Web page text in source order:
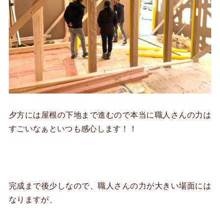
夕方には屋根の下地まで進むので本当に職人さんの力は
すごいなぁといつも感心します！！
完成まで後少しなので、職人さんの力が大きい場面には
なりますが、